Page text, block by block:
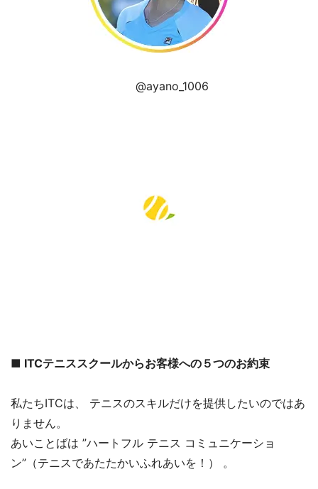
@ayano_1006
■ ITCテニススクールからお客様への５つのお約束
私たちITCは、 テニスのスキルだけを提供したいのではあ
りません。
あいことばは ”ハートフル テニス コミュニケーショ
ン”（テニスであたたかいふれあいを！） 。